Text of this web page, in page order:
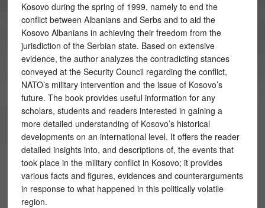
Kosovo during the spring of 1999, namely to end the
conflict between Albanians and Serbs and to aid the
Kosovo Albanians in achieving their freedom from the
jurisdiction of the Serbian state. Based on extensive
evidence, the author analyzes the contradicting stances
conveyed at the Security Council regarding the conflict,
NATO’s military intervention and the issue of Kosovo’s
future. The book provides useful information for any
scholars, students and readers interested in gaining a
more detailed understanding of Kosovo’s historical
developments on an international level. It offers the reader
detailed insights into, and descriptions of, the events that
took place in the military conflict in Kosovo; it provides
various facts and figures, evidences and counterarguments
in response to what happened in this politically volatile
region.